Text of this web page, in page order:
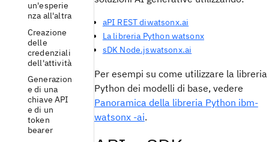
un'esperie
nza all'altra
Creazione
delle
credenziali
dell'attività
Generazion
e di una
chiave API
e di un
token
bearer
aPI REST diwatsonx.ai
La libreria Python watsonx
sDK Node.jswatsonx.ai
Per esempi su come utilizzare la libreria
Python dei modelli di base, vedere
Panoramica della libreria Python ibm-
watsonx -ai.